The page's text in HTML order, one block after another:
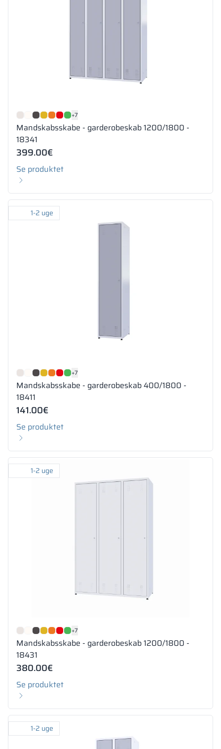
+7
Mandskabsskabe - garderobeskab 1200/1800 -
18341
399.00€
Se produktet
1-2 uge
+7
Mandskabsskabe - garderobeskab 400/1800 -
18411
141.00€
Se produktet
1-2 uge
+7
Mandskabsskabe - garderobeskab 1200/1800 -
18431
380.00€
Se produktet
1-2 uge